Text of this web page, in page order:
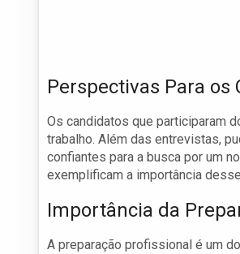
Perspectivas Para os
Os candidatos que participaram
trabalho. Além das entrevistas,
confiantes para a busca por um
exemplificam a importância
Importância da
A preparação profissional é um